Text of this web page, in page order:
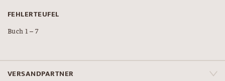
FEHLERTEUFEL
Buch 1 – 7
VERSANDPARTNER